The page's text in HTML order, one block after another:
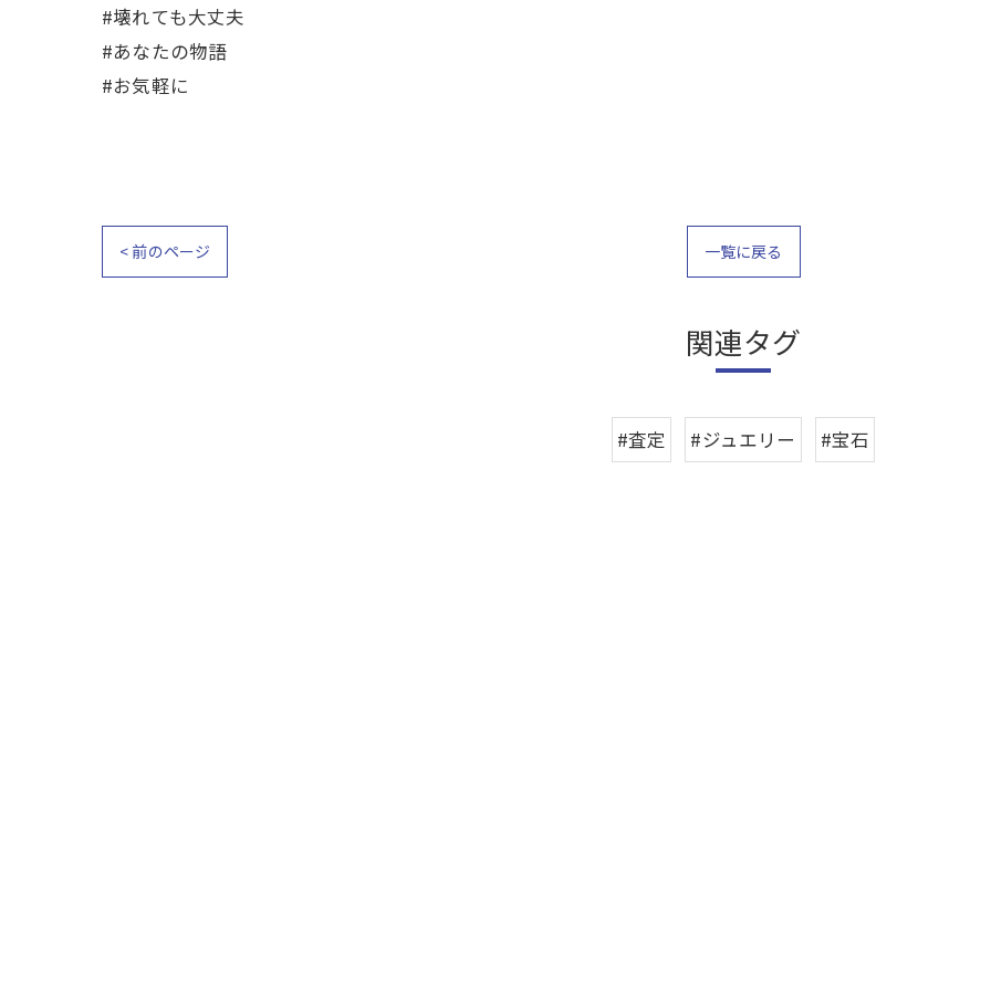
#壊れても大丈夫
#あなたの物語
#お気軽に
< 前のページ 一覧に戻る
関連タグ
#査定 #ジュエリー #宝石